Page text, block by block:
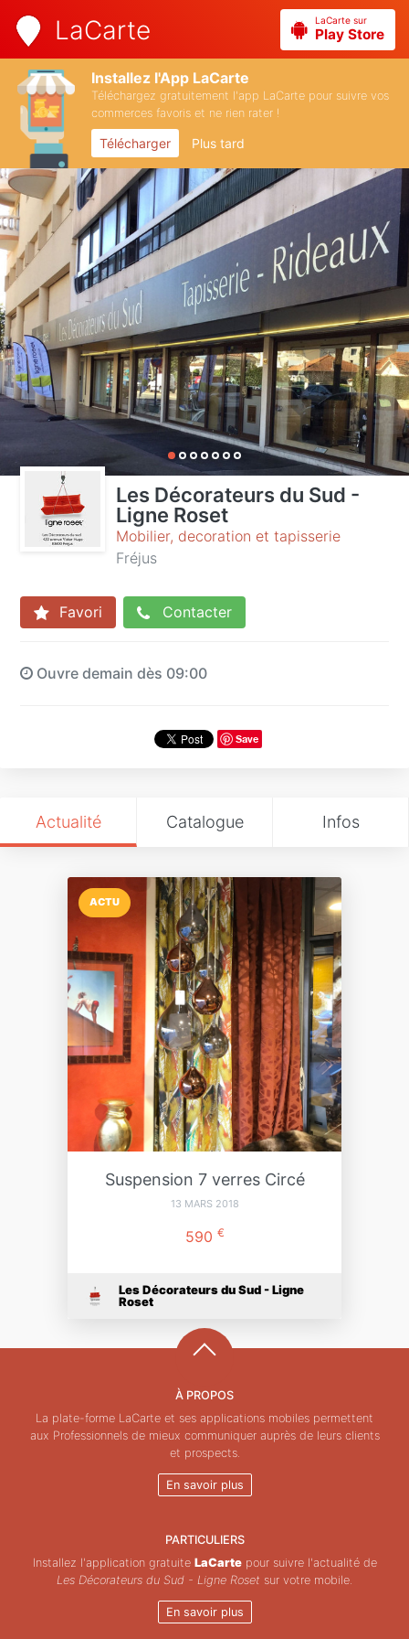
LaCarte LaCarte sur
Play Store
Installez l'App LaCarte
Téléchargez gratuitement l'app LaCarte pour suivre vos
commerces favoris et ne rien rater !
Télécharger Plus tard
Les Décorateurs du Sud -
Ligne Roset
Mobilier, decoration et tapisserie
Fréjus
Favori Contacter
Ouvre demain dès 09:00
Save
Actualité Catalogue Infos
ACTU
Suspension 7 verres Circé
13 MARS 2018
590 €
Les Décorateurs du Sud - Ligne
Roset
À PROPOS
La plate-forme LaCarte et ses applications mobiles permettent
aux Professionnels de mieux communiquer auprès de leurs clients
et prospects.
En savoir plus
PARTICULIERS
Installez l'application gratuite LaCartepour suivre l'actualité de
Les Décorateurs du Sud - Ligne Roset sur votre mobile.
En savoir plus